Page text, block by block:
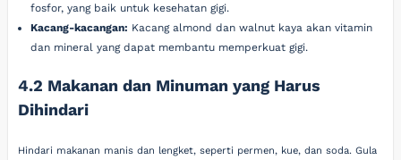
fosfor, yang baik untuk kesehatan gigi.
Kacang-kacangan: Kacang almond dan walnut kaya akan vitamin
dan mineral yang dapat membantu memperkuat gigi.
4.2 Makanan dan Minuman yang Harus
Dihindari
Hindari makanan manis dan lengket, seperti permen, kue, dan soda. Gula